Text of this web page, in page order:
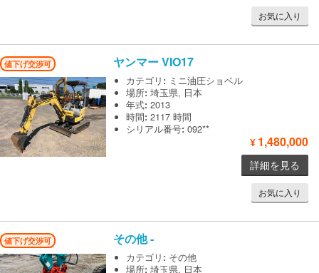
お気に入り
値下げ交渉可 ヤンマーVIO17
カテゴリ : ミニ油圧ショベル
場所:埼玉県, 日本
年式:2013
時間:2117 時間
シリアル番号:092**
¥ 1,480,000
詳細を見る
お気に入り
値下げ交渉可 その他-
カテゴリ : その他
場所:埼玉県, 日本